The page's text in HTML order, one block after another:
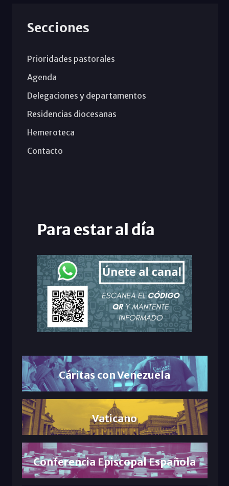
Secciones
Prioridades pastorales
Agenda
Delegaciones y departamentos
Residencias diocesanas
Hemeroteca
Contacto
Para estar al día
Cáritas con Venezuela
Vaticano
Conferencia Episcopal Española